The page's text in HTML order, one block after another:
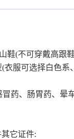
鞋(不可穿戴高跟
服可选择白色系
药、肠胃药、晕
它证件: